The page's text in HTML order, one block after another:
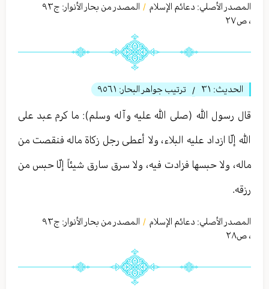
المصدر الأصلي: دعائم الإسلام / المصدر من بحار الأنوار: ج٩٣
، ص٢٧
الحديث: ٣١ / ترتيب جواهر البحار: ٩٥٦١
قال رسول الله (صلى الله عليه وآله وسلم): ما كرم عبد على
الله إلّا ازداد عليه البلاء، ولا أعطى رجل زكاة ماله فنقصت من
ماله، ولا حبسها فزادت فيه، ولا سرق سارق شيئاً إلّا حبس من
رزقه.
المصدر الأصلي: دعائم الإسلام / المصدر من بحار الأنوار: ج٩٣
، ص٢٨